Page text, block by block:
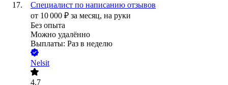
Специалист по написанию отзывов
от 10 000 ₽ за месяц, на руки
Без опыта
Можно удалённо
Выплаты: Раз в неделю
Nelsit
4.7